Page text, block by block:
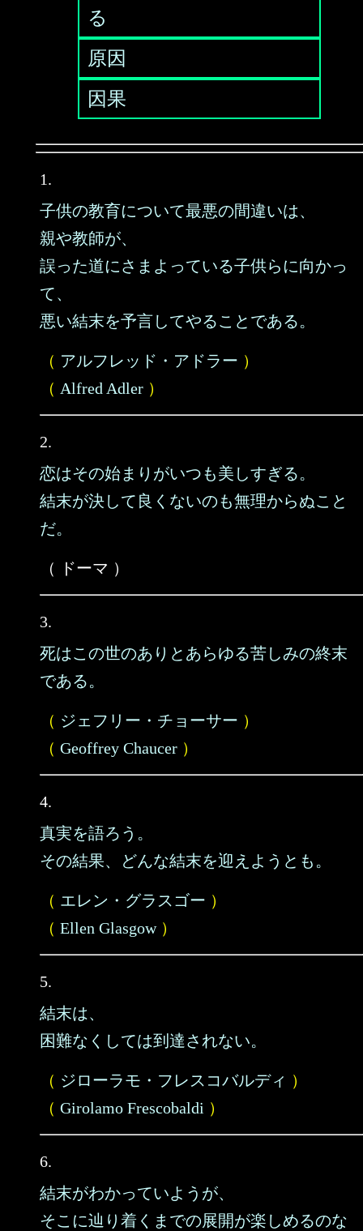
る
原因
因果
1.
子供の教育について最悪の間違いは、
親や教師が、
誤った道にさまよっている子供らに向かっ
て、
悪い結末を予言してやることである。
（ アルフレッド・アドラー ）
（ Alfred Adler ）
2.
恋はその始まりがいつも美しすぎる。
結末が決して良くないのも無理からぬこと
だ。
（ ドーマ ）
3.
死はこの世のありとあらゆる苦しみの終末
である。
（ ジェフリー・チョーサー ）
（ Geoffrey Chaucer ）
4.
真実を語ろう。
その結果、どんな結末を迎えようとも。
（ エレン・グラスゴー ）
（ Ellen Glasgow）
5.
結末は、
困難なくしては到達されない。
（ ジローラモ・フレスコバルディ ）
（ Girolamo Frescobaldi ）
6.
結末がわかっていようが、
そこに辿り着くまでの展開が楽しめるのな